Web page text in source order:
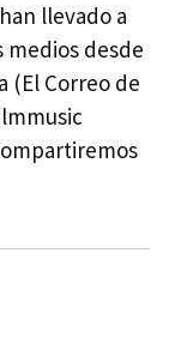
llevado a
desde
(El Correo de